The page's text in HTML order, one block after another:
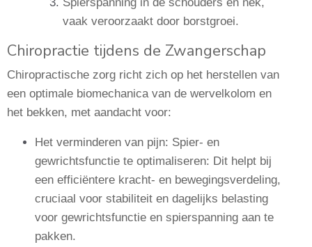
vaak veroorzaakt door borstgroei.
Chiropractie tijdens de Zwangerschap
Chiropractische zorg richt zich op het herstellen van
een optimale biomechanica van de wervelkolom en
het bekken, met aandacht voor:
Het verminderen van pijn: Spier- en
gewrichtsfunctie te optimaliseren: Dit helpt bij
een efficiëntere kracht- en bewegingsverdeling,
cruciaal voor stabiliteit en dagelijks belasting
voor gewrichtsfunctie en spierspanning aan te
pakken.